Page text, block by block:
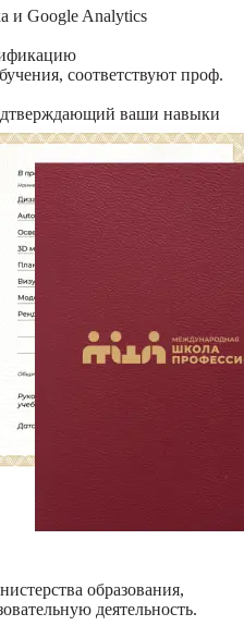
и Google Analytics
соответствуют проф.
ваши навыки
образования,
деятельность.